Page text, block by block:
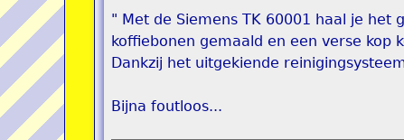
" Met de Siemens TK 60001 haal je het
koffiebonen gemaald en een verse kop
Dankzij het uitgekiende
Bijna foutloos...